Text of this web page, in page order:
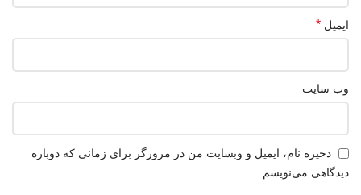
ایمیل *
وب‌ سایت
ذخیره نام، ایمیل و وبسایت من در مرورگر برای زمانی که دوباره
دیدگاهی می‌نویسم.